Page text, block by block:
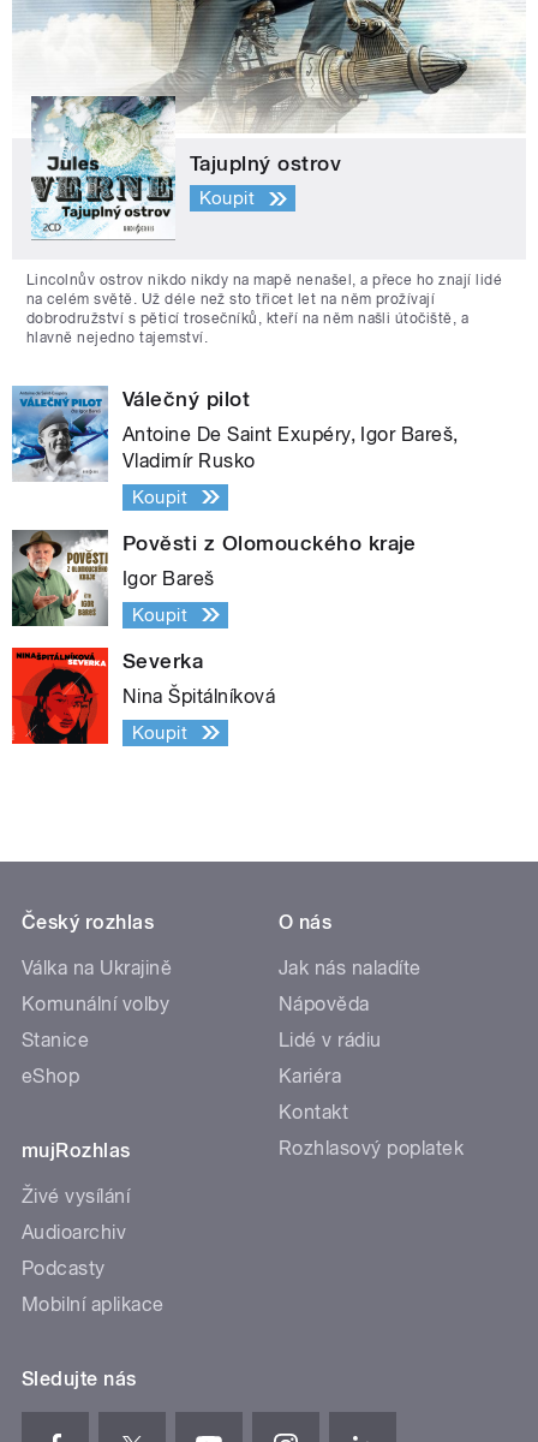
Tajuplný ostrov
Koupit
Lincolnův ostrov nikdo nikdy na mapě nenašel, a přece ho znají lidé
na celém světě. Už déle než sto třicet let na něm prožívají
dobrodružství s pěticí trosečníků, kteří na něm našli útočiště, a
hlavně nejedno tajemství.
Válečný pilot
Antoine De Saint Exupéry, Igor Bareš,
Vladimír Rusko
Koupit
Pověsti z Olomouckého kraje
Igor Bareš
Koupit
Severka
Nina Špitálníková
Koupit
Český rozhlas
Válka na Ukrajině
Komunální volby
Stanice
eShop
mujRozhlas
Živé vysílání
Audioarchiv
Podcasty
Mobilní aplikace
O nás
Jak nás naladíte
Nápověda
Lidé v rádiu
Kariéra
Kontakt
Rozhlasový poplatek
Sledujte nás